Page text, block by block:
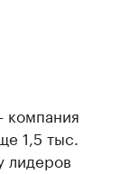
компания
1,5 тыс.
лидеров